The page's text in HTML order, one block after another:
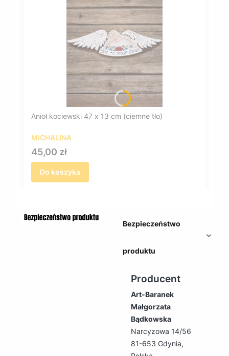
Anioł kociewski 47 x 13 cm (ciemne tło)
MICHALINA
Cena
45,00 zł
Do koszyka
Bezpieczeństwo
produktu
Producent
Art-Baranek
Małgorzata
Bądkowska
Narcyzowa 14/56
81-653 Gdynia,